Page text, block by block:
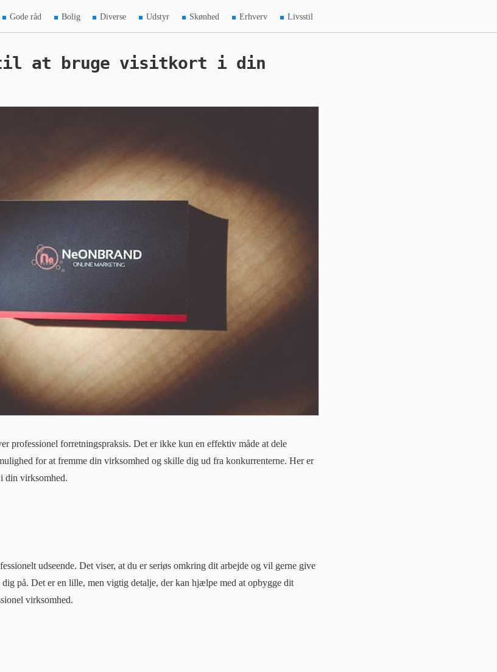
Gode råd Bolig Diverse Udstyr Skønhed Erhverv Livsstil
til at bruge visitkort i din
professionel forretningspraksis. Det er ikke kun en effektiv måde at dele
for at fremme din virksomhed og skille dig ud fra konkurrenterne. Her er
din virksomhed.
udseende. Det viser, at du er seriøs omkring dit arbejde og vil gerne give
på. Det er en lille, men vigtig detalje, der kan hjælpe med at opbygge dit
virksomhed.